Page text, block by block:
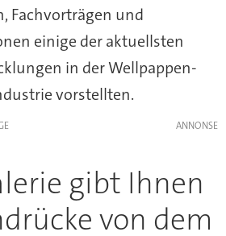
Fachvorträgen und
einige der aktuellsten
in der Wellpappen-
vorstellten.
gibt Ihnen
von dem